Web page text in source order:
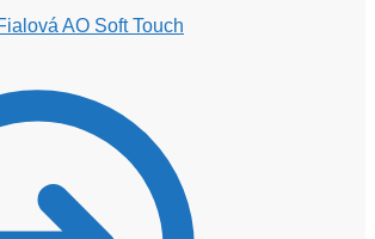
AO Soft Touch